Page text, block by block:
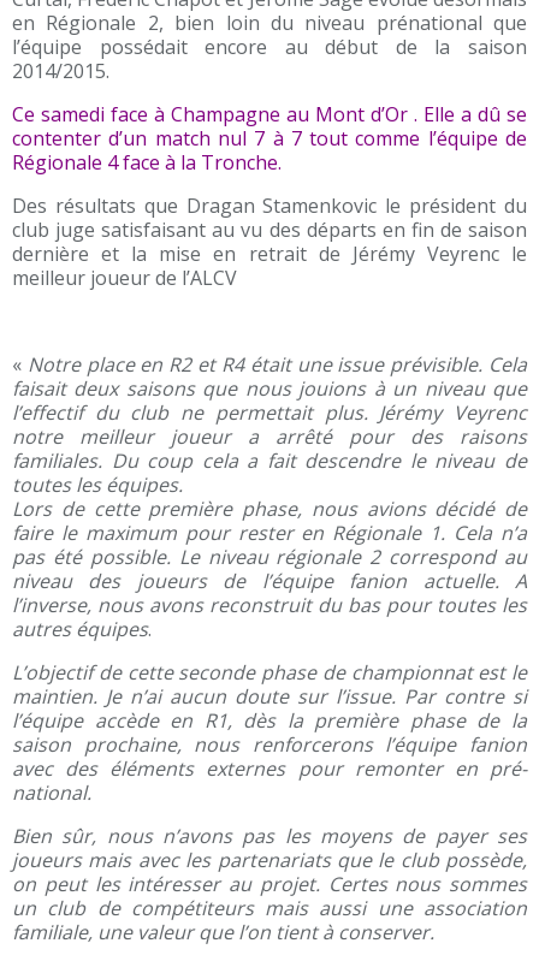
en Régionale 2, bien loin du niveau prénational que
l’équipe possédait encore au début de la saison
2014/2015.
Ce samedi face à Champagne au Mont d’Or . Elle a dû se
contenter d’un match nul 7 à 7 tout comme l’équipe de
Régionale 4 face à la Tronche.
Des résultats que Dragan Stamenkovic le président du
club juge satisfaisant au vu des départs en fin de saison
dernière et la mise en retrait de Jérémy Veyrenc le
meilleur joueur de l’ALCV
« Notre place en R2 et R4 était une issue prévisible. Cela
faisait deux saisons que nous jouions à un niveau que
l’effectif du club ne permettait plus. Jérémy Veyrenc
notre meilleur joueur a arrêté pour des raisons
familiales. Du coup cela a fait descendre le niveau de
toutes les équipes.
Lors de cette première phase, nous avions décidé de
faire le maximum pour rester en Régionale 1. Cela n’a
pas été possible. Le niveau régionale 2 correspond au
niveau des joueurs de l’équipe fanion actuelle. A
l’inverse, nous avons reconstruit du bas pour toutes les
autres équipes.
L’objectif de cette seconde phase de championnat est le
maintien. Je n’ai aucun doute sur l’issue. Par contre si
l’équipe accède en R1, dès la première phase de la
saison prochaine, nous renforcerons l’équipe fanion
avec des éléments externes pour remonter en pré-
national.
Bien sûr, nous n’avons pas les moyens de payer ses
joueurs mais avec les partenariats que le club possède,
on peut les intéresser au projet. Certes nous sommes
un club de compétiteurs mais aussi une association
familiale, une valeur que l’on tient à conserver.